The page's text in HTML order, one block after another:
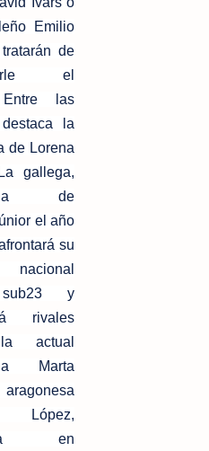
Emilio
de
el
las
la
de Lorena
gallega,
de
el año
su
y
rivales
actual
Marta
en